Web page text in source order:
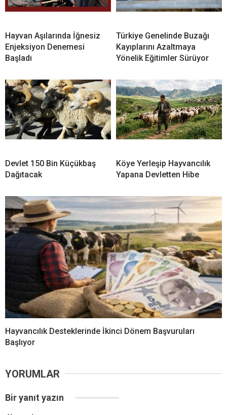
Hayvan Aşılarında İğnesiz
Enjeksiyon Denemesi
Başladı
Türkiye Genelinde Buzağı
Kayıplarını Azaltmaya
Yönelik Eğitimler Sürüyor
Devlet 150 Bin Küçükbaş
Dağıtacak
Köye Yerleşip Hayvancılık
Yapana Devletten Hibe
Hayvancılık Desteklerinde İkinci Dönem Başvuruları
Başlıyor
YORUMLAR
Bir yanıt yazın